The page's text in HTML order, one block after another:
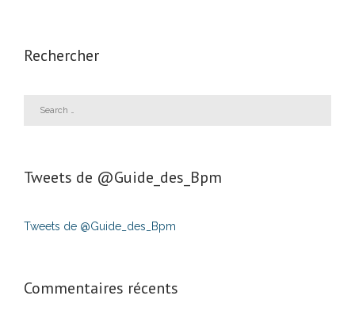
Rechercher
Tweets de ‎@Guide_des_Bpm
Tweets de @Guide_des_Bpm
Commentaires récents